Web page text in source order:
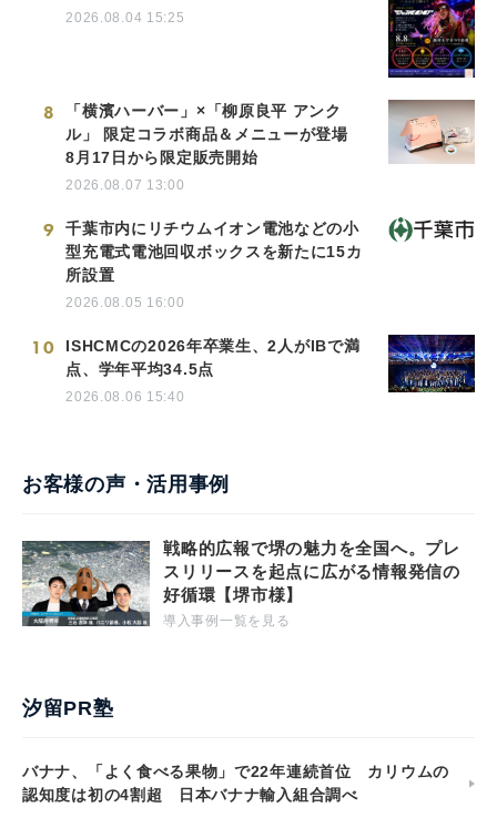
2026.08.04 15:25
8
「横濱ハーバー」×「柳原良平 アンク
ル」 限定コラボ商品＆メニューが登場
8月17日から限定販売開始
2026.08.07 13:00
9
千葉市内にリチウムイオン電池などの小
型充電式電池回収ボックスを新たに15カ
所設置
2026.08.05 16:00
10
ISHCMCの2026年卒業生、2人がIBで満
点、学年平均34.5点
2026.08.06 15:40
お客様の声・活用事例
戦略的広報で堺の魅力を全国へ。プレ
スリリースを起点に広がる情報発信の
好循環【堺市様】
導入事例一覧を見る
汐留PR塾
バナナ、「よく食べる果物」で22年連続首位 カリウムの
認知度は初の4割超 日本バナナ輸入組合調べ